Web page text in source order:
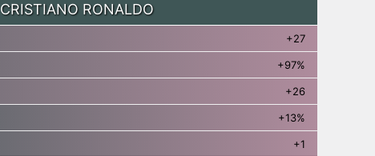
CRISTIANO RONALDO
+27
+97%
+26
+13%
+1